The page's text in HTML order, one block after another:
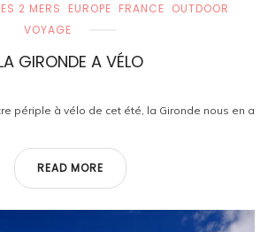
2 MERS EUROPE FRANCE OUTDOOR
VOYAGE
GIRONDE A VÉLO
périple à vélo de cet été, la Gironde nous en a
READ MORE